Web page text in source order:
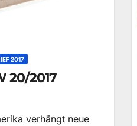
2017
20/2017
verhängt neue